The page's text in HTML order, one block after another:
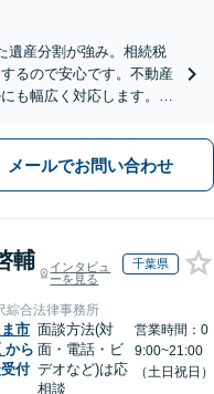
遺産分割が強み。相続税
るので安心です。不動産
も幅広く対応します。
メールでお問い合わせ
輔
インタビュ
ーを見る
千葉県
綜合法律事務所
市
から
付
面談方法(対
面・電話・ビ
デオなど)は応
相談
営業時間：0
9:00~21:00
（土日祝日）